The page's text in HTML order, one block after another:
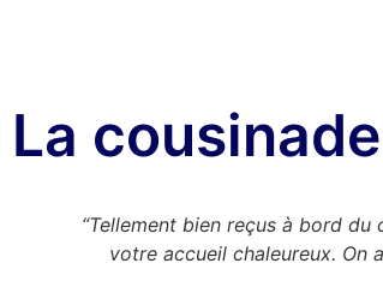
La cousinade
“Tellement bien reçus à bord du
votre accueil chaleureux. On